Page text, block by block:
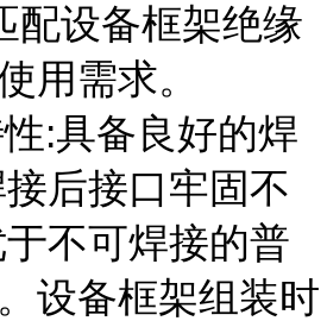
配设备框架绝缘
用需求。
:具备良好的焊
后接口牢固不
不可焊接的普
设备框架组装时